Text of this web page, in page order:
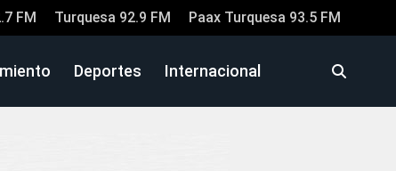
FM Turquesa 92.9 FM Paax Turquesa 93.5 FM
Deportes Internacional